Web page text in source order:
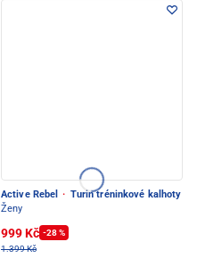
Active Rebel · Turin tréninkové kalhoty
Ženy
999 Kč -28 %
1.399 Kč